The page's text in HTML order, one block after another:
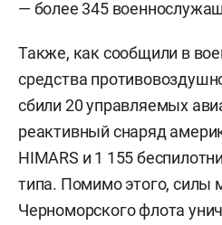
— более 345
Также, как сообщили в
средства
сбили 20 управляемых
реактивный снаряд
HIMARS и 1 155
типа. Помимо этого, силы
Черноморского флота